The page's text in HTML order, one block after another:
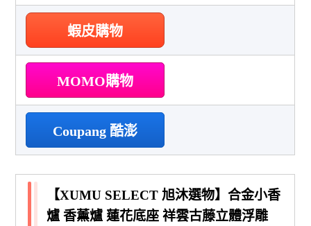
蝦皮購物
MOMO購物
Coupang 酷澎
【XUMU SELECT 旭沐選物】合金小香
爐 香薰爐 蓮花底座 祥雲古藤立體浮雕